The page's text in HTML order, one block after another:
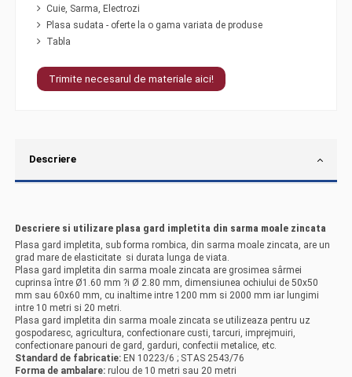
Cuie, Sarma, Electrozi
Plasa sudata - oferte la o gama variata de produse
Tabla
Trimite necesarul de materiale aici!
Descriere
Descriere si utilizare plasa gard impletita din sarma moale zincata
Plasa gard impletita, sub forma rombica, din sarma moale zincata, are un
grad mare de elasticitate si durata lunga de viata.
Plasa gard impletita din sarma moale zincata are grosimea sârmei
cuprinsa între Ø1.60 mm ?i Ø 2.80 mm, dimensiunea ochiului de 50x50
mm sau 60x60 mm, cu inaltime intre 1200 mm si 2000 mm iar lungimi
intre 10 metri si 20 metri.
Plasa gard impletita din sarma moale zincata se utilizeaza pentru uz
gospodaresc, agricultura, confectionare custi, tarcuri, imprejmuiri,
confectionare panouri de gard, garduri, confectii metalice, etc.
Standard de fabricatie: EN 10223/6 ; STAS 2543/76
Forma de ambalare: rulou de 10 metri sau 20 metri